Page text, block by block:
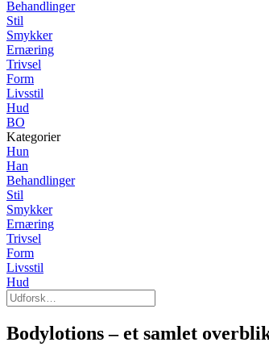
Behandlinger
Stil
Smykker
Ernæring
Trivsel
Form
Livsstil
Hud
BO
Kategorier
Hun
Han
Behandlinger
Stil
Smykker
Ernæring
Trivsel
Form
Livsstil
Hud
Bodylotions – et samlet